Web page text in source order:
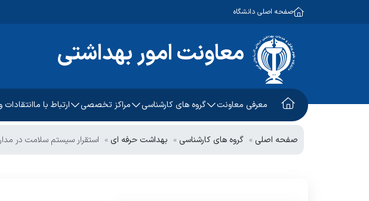
صفحه اصلی دانشگاه
معاونت امور بهداشتی
معرفی معاونت
معاون امور بهداشتی
گروه های کارشناسی
آموزش و ارتقاء سلامت
پیشگیری و مبارزه با
مراکز تخصصی
طب کار
ارتباط با ماانتقادات
صفحه اصلی گروه های کارشناسی بهداشت حرفه ای استقرار سیستم سلامت در